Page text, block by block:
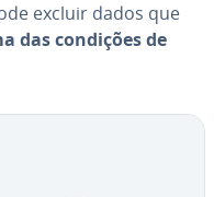
excluir dados que
das condições de